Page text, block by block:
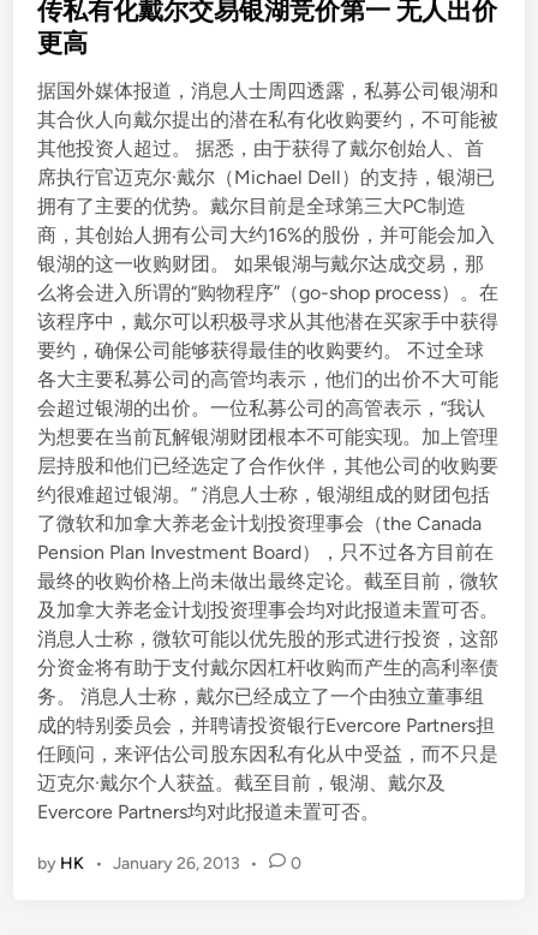
s
t
d
i
n
传私有化戴尔交易银湖竞价第一 无人出价
更高
据国外媒体报道，消息人士周四透露，私募公司银湖和
其合伙人向戴尔提出的潜在私有化收购要约，不可能被
其他投资人超过。 据悉，由于获得了戴尔创始人、首
席执行官迈克尔·戴尔（Michael Dell）的支持，银湖已
拥有了主要的优势。戴尔目前是全球第三大PC制造
商，其创始人拥有公司大约16%的股份，并可能会加入
银湖的这一收购财团。 如果银湖与戴尔达成交易，那
么将会进入所谓的“购物程序”（go-shop process）。在
该程序中，戴尔可以积极寻求从其他潜在买家手中获得
要约，确保公司能够获得最佳的收购要约。 不过全球
各大主要私募公司的高管均表示，他们的出价不大可能
会超过银湖的出价。一位私募公司的高管表示，“我认
为想要在当前瓦解银湖财团根本不可能实现。加上管理
层持股和他们已经选定了合作伙伴，其他公司的收购要
约很难超过银湖。” 消息人士称，银湖组成的财团包括
了微软和加拿大养老金计划投资理事会（the Canada
Pension Plan Investment Board），只不过各方目前在
最终的收购价格上尚未做出最终定论。截至目前，微软
及加拿大养老金计划投资理事会均对此报道未置可否。
消息人士称，微软可能以优先股的形式进行投资，这部
分资金将有助于支付戴尔因杠杆收购而产生的高利率债
务。 消息人士称，戴尔已经成立了一个由独立董事组
成的特别委员会，并聘请投资银行Evercore Partners担
任顾问，来评估公司股东因私有化从中受益，而不只是
迈克尔·戴尔个人获益。截至目前，银湖、戴尔及
Evercore Partners均对此报道未置可否。
by HK • January 26, 2013 • 0